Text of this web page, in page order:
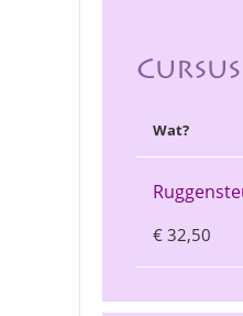
Wat?
€ 32,50